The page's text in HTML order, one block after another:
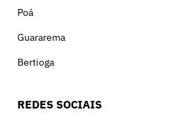
Poá
Guararema
Bertioga
REDES SOCIAIS